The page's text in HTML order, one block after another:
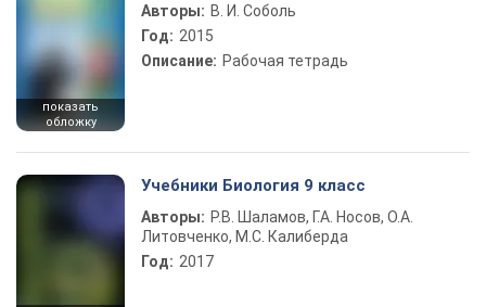
показать
обложку
Авторы: В. И. Соболь
Год: 2015
Описание: Рабочая тетрадь
Учебники Биология 9 класс
Авторы: Р.В. Шаламов, Г.А. Носов, О.А.
Литовченко, М.С. Калиберда
Год: 2017